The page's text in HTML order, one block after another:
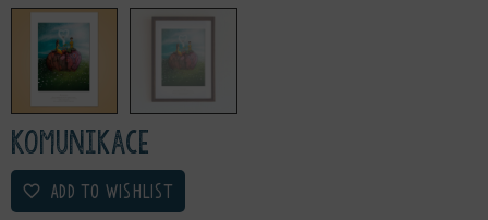
Komunikace
ADD TO WISHLIST